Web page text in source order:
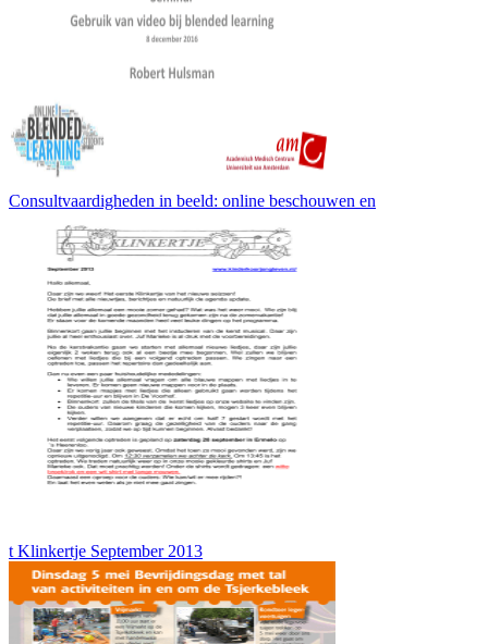
Consultvaardigheden in beeld: online beschouwen en
t Klinkertje September 2013